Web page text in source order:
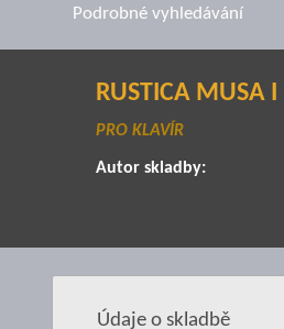
Podrobné vyhledávání
RUSTICA MUSA I
PRO KLAVÍR
Autor skladby:
Údaje o skladbě